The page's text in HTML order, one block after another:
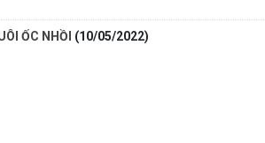
ỐC NHỒI (10/05/2022)